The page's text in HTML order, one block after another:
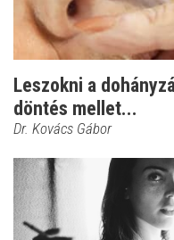
Leszokni a
döntés mellet...
Dr. Kovács Gábor